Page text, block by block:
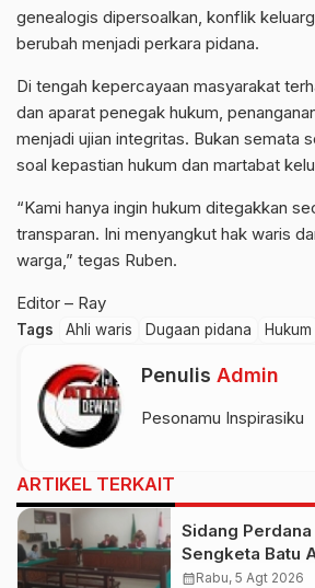
genealogis dipersoalkan, konflik
berubah menjadi perkara pidana.
Di tengah kepercayaan masyarakat
dan aparat penegak hukum,
menjadi ujian integritas. Bukan semata
soal kepastian hukum dan martabat
“Kami hanya ingin hukum ditegakkan
transparan. Ini menyangkut hak waris
warga,” tegas Ruben.
Editor – Ray
Tags Ahli waris Dugaan pidana Hukum
Penulis Admin
Pesonamu Inspirasiku
ARTIKEL TERKAIT
Sidang
Sengketa Batu
Hukum Sebut
calendar_monthRabu, 5 Agt 2026